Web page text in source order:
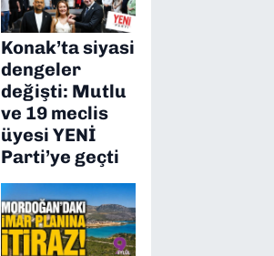
Konak’ta siyasi
dengeler
değişti: Mutlu
ve 19 meclis
üyesi YENİ
Parti’ye geçti